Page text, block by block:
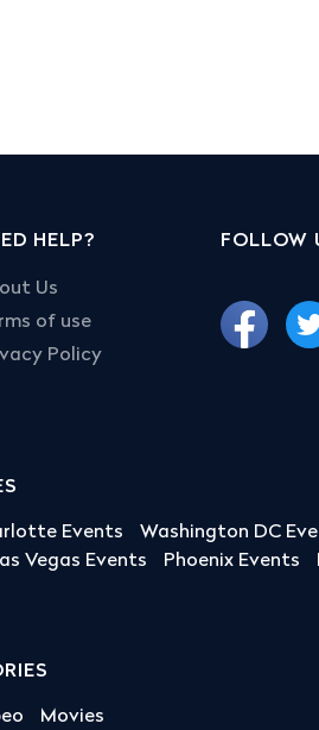
HELP?
Us
of use
Policy
FOLLOW
Events Washington DC
Vegas Events Phoenix Events
Movies